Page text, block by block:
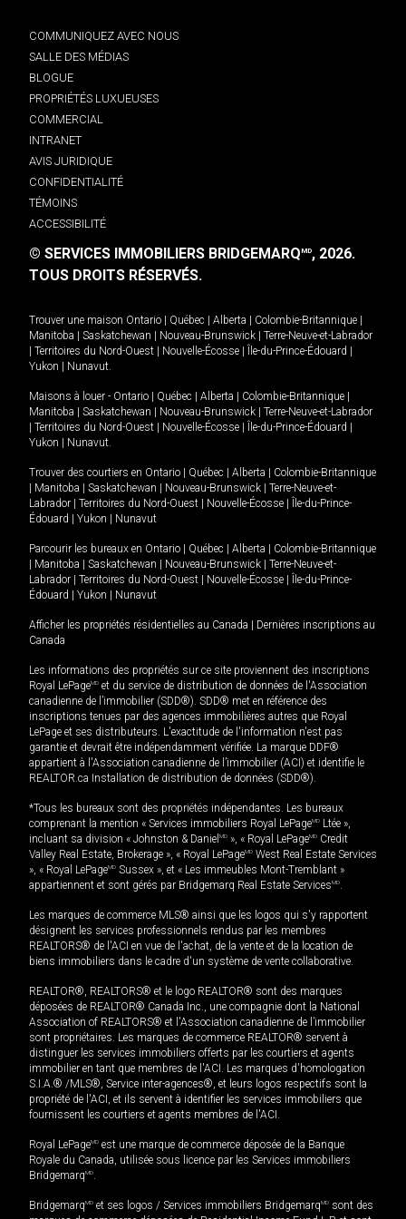
COMMUNIQUEZ AVEC NOUS
SALLE DES MÉDIAS
BLOGUE
PROPRIÉTÉS LUXUEUSES
COMMERCIAL
INTRANET
AVIS JURIDIQUE
CONFIDENTIALITÉ
TÉMOINS
ACCESSIBILITÉ
© SERVICES IMMOBILIERS BRIDGEMARQMD, 2026.
TOUS DROITS RÉSERVÉS.
Trouver une maison Ontario Québec Alberta Colombie-Britannique
Manitoba
Saskatchewan Nouveau-Brunswick
Terre-Neuve-et-Labrador
Territoires du Nord-Ouest Nouvelle-Écosse Île-du-Prince-Édouard
Yukon
Nunavut.
Maisons à louer - Ontario Québec Alberta Colombie-Britannique
Manitoba
Saskatchewan Nouveau-Brunswick
Terre-Neuve-et-Labrador
Territoires du Nord-Ouest Nouvelle-Écosse Île-du-Prince-Édouard
Yukon
Nunavut.
Trouver des courtiers en Ontario Québec Alberta
Colombie-Britannique
Manitoba Saskatchewan Nouveau-Brunswick
Terre-Neuve-et-
Labrador
Territoires du Nord-Ouest Nouvelle-Écosse
Île-du-Prince-
Édouard
Yukon Nunavut
Parcourir les bureaux en Ontario Québec Alberta
Colombie-Britannique
Manitoba Saskatchewan Nouveau-Brunswick
Terre-Neuve-et-
Labrador
Territoires du Nord-Ouest Nouvelle-Écosse
Île-du-Prince-
Édouard
Yukon Nunavut
Afficher les propriétés résidentielles au Canada
Dernières inscriptions au
Canada
Les informations des propriétés sur ce site proviennent des inscriptions
Royal LePageMD et du service de distribution de données de l'Association
canadienne de l’immobilier (SDD®). SDD® met en référence des
inscriptions tenues par des agences immobilières autres que Royal
LePage et ses distributeurs. L'exactitude de l'information n'est pas
garantie et devrait être indépendamment vérifiée. La marque DDF®
appartient à l'Association canadienne de l’immobilier (ACI) et identifie le
REALTOR.ca Installation de distribution de données (SDD®).
*Tous les bureaux sont des propriétés indépendantes. Les bureaux
comprenant la mention « Services immobiliers Royal LePageMD Ltée »,
incluant sa division « Johnston & Daniel MD », « Royal LePageMD Credit
Valley Real Estate, Brokerage », « Royal LePageMD West Real Estate Services
», « Royal LePageMD Sussex », et « Les immeubles Mont-Tremblant »
appartiennent et sont gérés par Bridgemarq Real Estate ServicesMD.
Les marques de commerce MLS® ainsi que les logos qui s'y rapportent
désignent les services professionnels rendus par les membres
REALTORS® de l'ACI en vue de l'achat, de la vente et de la location de
biens immobiliers dans le cadre d'un système de vente collaborative.
REALTOR®, REALTORS® et le logo REALTOR® sont des marques
déposées de REALTOR® Canada Inc., une compagnie dont la National
Association of REALTORS® et l'Association canadienne de l’immobilier
sont propriétaires. Les marques de commerce REALTOR® servent à
distinguer les services immobiliers offerts par les courtiers et agents
immobilier en tant que membres de l'ACI. Les marques d'homologation
S.I.A.® /MLS®, Service inter-agences®, et leurs logos respectifs sont la
propriété de l'ACI, et ils servent à identifier les services immobiliers que
fournissent les courtiers et agents membres de l'ACI.
Royal LePageMD est une marque de commerce déposée de la Banque
Royale du Canada, utilisée sous licence par les Services immobiliers
BridgemarqMD.
BridgemarqMD et ses logos / Services immobiliers BridgemarqMD sont des